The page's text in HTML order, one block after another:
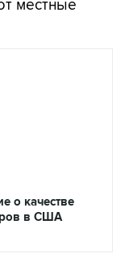
местные
о качестве
в США